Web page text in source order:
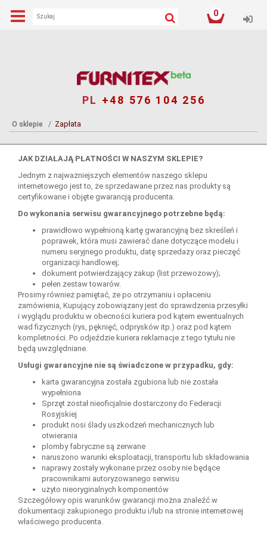
0
PL +48 576 104 256
O sklepie Zapłata
JAK DZIAŁAJĄ PŁATNOŚCI W NASZYM SKLEPIE?
Jednym z najważniejszych elementów naszego sklepu
internetowego jest to, że sprzedawane przez nas produkty są
certyfikowane i objęte gwarancją producenta.
Do wykonania serwisu gwarancyjnego potrzebne będą:
prawidłowo wypełnioną kartę gwarancyjną bez skreśleń i
poprawek, która musi zawierać dane dotyczące modelu i
numeru seryjnego produktu, datę sprzedaży oraz pieczęć
organizacji handlowej;
dokument potwierdzający zakup (list przewozowy);
pełen zestaw towarów.
Prosimy również pamiętać, że po otrzymaniu i opłaceniu
zamówienia, Kupujący zobowiązany jest do sprawdzenia przesyłki
i wyglądu produktu w obecności kuriera pod kątem ewentualnych
wad fizycznych (rys, pęknięć, odprysków itp.) oraz pod kątem
kompletności. Po odjeździe kuriera reklamacje z tego tytułu nie
będą uwzględniane.
Usługi gwarancyjne nie są świadczone w przypadku, gdy:
karta gwarancyjna została zgubiona lub nie została
wypełniona
Sprzęt został nieoficjalnie dostarczony do Federacji
Rosyjskiej
produkt nosi ślady uszkodzeń mechanicznych lub
otwierania
plomby fabryczne są zerwane
naruszono warunki eksploatacji, transportu lub składowania
naprawy zostały wykonane przez osoby nie będące
pracownikami autoryzowanego serwisu
użyto nieoryginalnych komponentów
Szczegółowy opis warunków gwarancji można znaleźć w
dokumentacji zakupionego produktu i/lub na stronie internetowej
właściwego producenta.